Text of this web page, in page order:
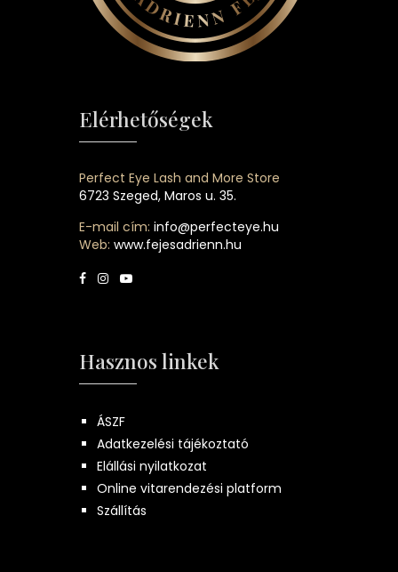
Elérhetőségek
Perfect Eye Lash and More Store
6723 Szeged, Maros u. 35.
E-mail cím: info@perfecteye.hu
Web: www.fejesadrienn.hu
Hasznos linkek
ÁSZF
Adatkezelési tájékoztató
Elállási nyilatkozat
Online vitarendezési platform
Szállítás